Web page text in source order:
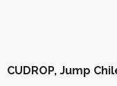
CUDROP, Jump